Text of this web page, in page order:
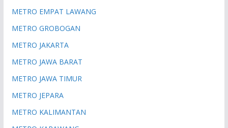
METRO EMPAT LAWANG
METRO GROBOGAN
METRO JAKARTA
METRO JAWA BARAT
METRO JAWA TIMUR
METRO JEPARA
METRO KALIMANTAN